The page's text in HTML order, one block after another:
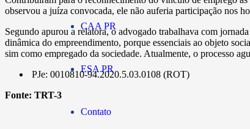
CAA PR
ESA PR
Contato
observou a juíza convocada, ele não auferia participação nos
Segundo apurou a relatora, o advogado trabalhava com
dinâmica do empreendimento, porque essenciais ao objeto
sim como empregado da sociedade. Atualmente, o processo
PJe: 0010810-94.2020.5.03.0108 (ROT)
Fonte: TRT-3